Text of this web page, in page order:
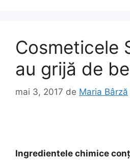
Cosmeticele
au grijă de
mai 3, 2017 de Maria Bârză
Ingredientele chimice